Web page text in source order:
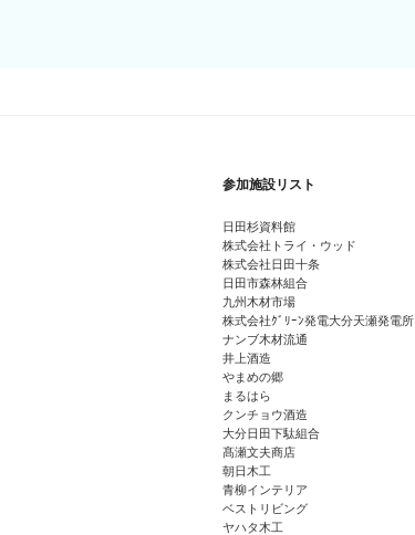
参加施設リスト
日田杉資料館
株式会社トライ・ウッド
株式会社日田十条
日田市森林組合
九州木材市場
株式会社ｸﾞﾘｰﾝ発電大分天瀬発電所
ナンブ木材流通
井上酒造
やまめの郷
まるはら
クンチョウ酒造
大分日田下駄組合
髙瀬文夫商店
朝日木工
青柳インテリア
ベストリビング
ヤハタ木工